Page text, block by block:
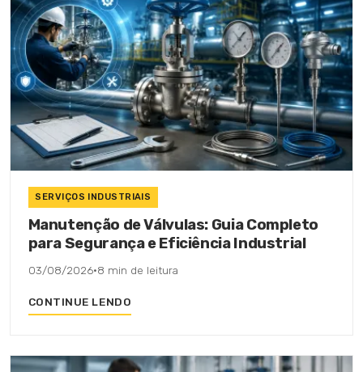
SERVIÇOS INDUSTRIAIS
Manutenção de Válvulas: Guia Completo
para Segurança e Eficiência Industrial
03/08/2026·8 min de leitura
CONTINUE LENDO